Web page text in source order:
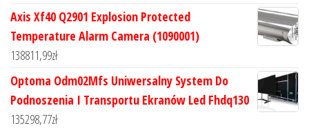
Axis Xf40 Q2901 Explosion Protected
Temperature Alarm Camera (1090001)
138811,99zł
Optoma Odm02Mfs Uniwersalny System Do
Podnoszenia I Transportu Ekranów Led Fhdq130
135298,77zł